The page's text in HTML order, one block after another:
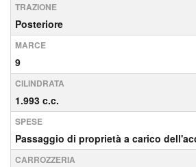
TRAZIONE
Posteriore
MARCE
9
CILINDRATA
1.993 c.c.
SPESE
Passaggio di proprietà a carico
CARROZZERIA